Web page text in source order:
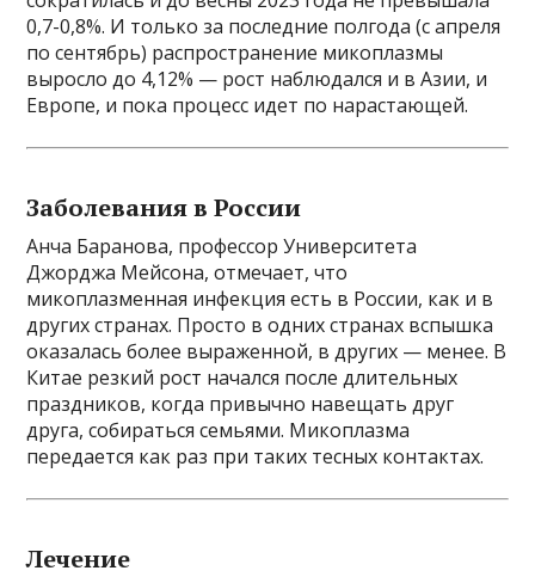
0,7-0,8%. И только за последние полгода (с апреля
по сентябрь) распространение микоплазмы
выросло до 4,12% — рост наблюдался и в Азии, и
Европе, и пока процесс идет по нарастающей.
Заболевания в России
Анча Баранова, профессор Университета
Джорджа Мейсона, отмечает, что
микоплазменная инфекция есть в России, как и в
других странах. Просто в одних странах вспышка
оказалась более выраженной, в других — менее. В
Китае резкий рост начался после длительных
праздников, когда привычно навещать друг
друга, собираться семьями. Микоплазма
передается как раз при таких тесных контактах.
Лечение